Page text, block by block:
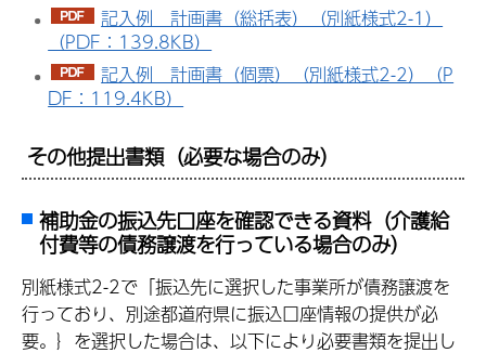
記入例 計画書（総括表）（別紙様式2-1）
（PDF：139.8KB）
記入例 計画書（個票）（別紙様式2-2）（P
DF：119.4KB）
その他提出書類（必要な場合のみ）
補助金の振込先口座を確認できる資料（介護給
付費等の債務譲渡を行っている場合のみ）
別紙様式2-2で「振込先に選択した事業所が債務譲渡を
行っており、別途都道府県に振込口座情報の提供が必
要。｝を選択した場合は、以下により必要書類を提出し